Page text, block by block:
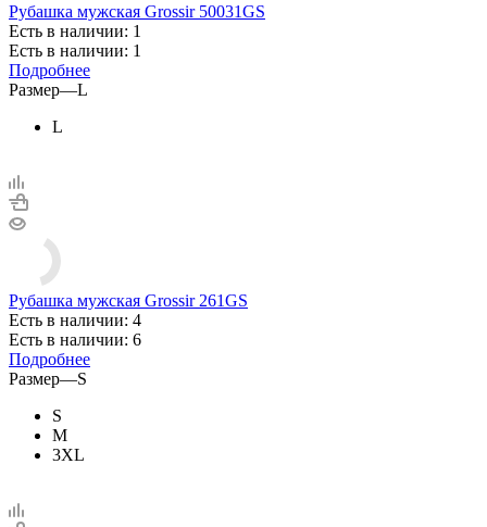
Рубашка мужская Grossir 50031GS
Есть в наличии: 1
Есть в наличии: 1
Подробнее
Размер—L
L
Рубашка мужская Grossir 261GS
Есть в наличии: 4
Есть в наличии: 6
Подробнее
Размер—S
S
M
3XL